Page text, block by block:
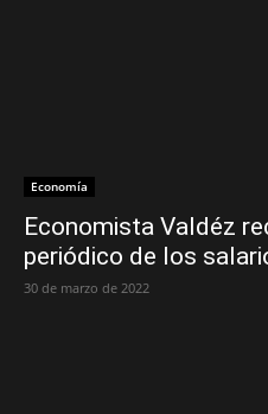
Economía
Economista Valdéz
periódico de los
30 de marzo de 2022